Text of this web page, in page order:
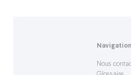
Navigation
Nous